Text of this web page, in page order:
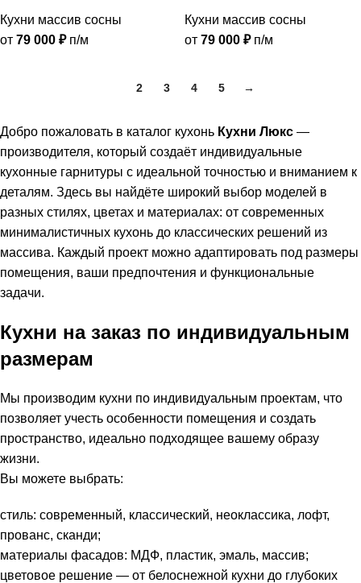
Кухни массив сосны
от 79 000 ₽п/м
Кухни массив сосны
от 79 000 ₽п/м
2 3 4 5 →
Добро пожаловать в каталог кухонь Кухни Люкс —
производителя, который создаёт индивидуальные
кухонные гарнитуры с идеальной точностью и вниманием к
деталям. Здесь вы найдёте широкий выбор моделей в
разных стилях, цветах и материалах: от современных
минималистичных кухонь до классических решений из
массива. Каждый проект можно адаптировать под размеры
помещения, ваши предпочтения и функциональные
задачи.
Кухни на заказ по индивидуальным
размерам
Мы производим кухни по индивидуальным проектам, что
позволяет учесть особенности помещения и создать
пространство, идеально подходящее вашему образу
жизни.
Вы можете выбрать:
стиль: современный, классический, неоклассика, лофт,
прованс, сканди;
материалы фасадов: МДФ, пластик, эмаль, массив;
цветовое решение — от белоснежной кухни до глубоких